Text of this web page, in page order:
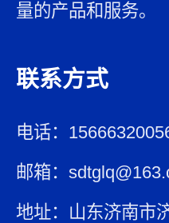
量的产品和服务。
联系方式
电话：
邮箱：
地址：山东济南市